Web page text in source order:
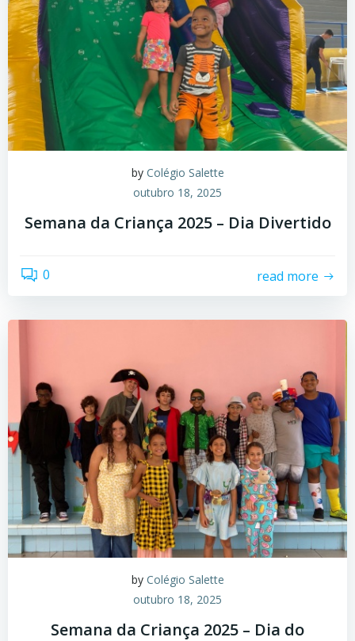
by Colégio Salette
outubro 18, 2025
Semana da Criança 2025 – Dia Divertido
0 read more
by Colégio Salette
outubro 18, 2025
Semana da Criança 2025 – Dia do